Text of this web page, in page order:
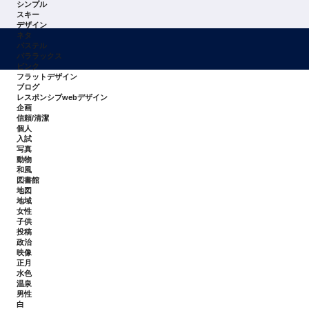
シンプル
スキー
デザイン
ネタ
パステル
パララックス
ピンク
フラットデザイン
ブログ
レスポンシブwebデザイン
企画
信頼/清潔
個人
入試
写真
動物
和風
図書館
地図
地域
女性
子供
投稿
政治
映像
正月
水色
温泉
男性
白